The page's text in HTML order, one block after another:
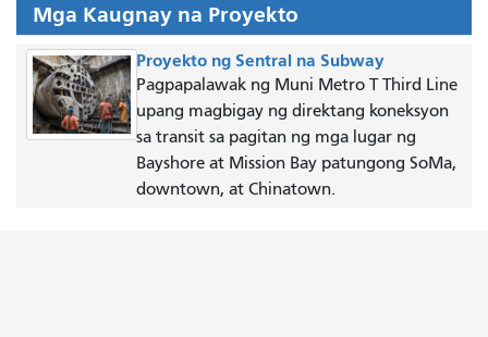
Mga Kaugnay na Proyekto
Proyekto ng Sentral na Subway
Pagpapalawak ng Muni Metro T Third Line
upang magbigay ng direktang koneksyon
sa transit sa pagitan ng mga lugar ng
Bayshore at Mission Bay patungong SoMa,
downtown, at Chinatown.